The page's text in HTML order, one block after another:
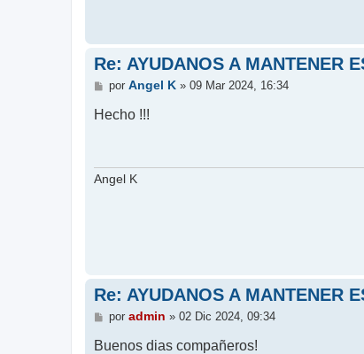
Re: AYUDANOS A MANTENER
M
n
e
por Angel K» 09 Mar 2024, 16:34
Hecho !!!
Angel K
Re: AYUDANOS A MANTENER
M
n
por admin » 02 Dic 2024, 09:34
Buenos dias compañeros!